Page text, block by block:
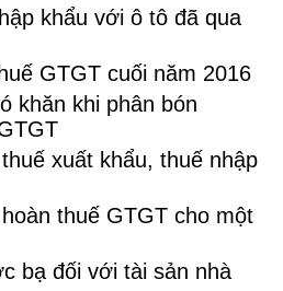
khẩu với ô tô đã qua
GTGT cuối năm 2016
khăn khi phân bón
xuất khẩu, thuế nhập
thuế GTGT cho một
bạ đối với tài sản nhà